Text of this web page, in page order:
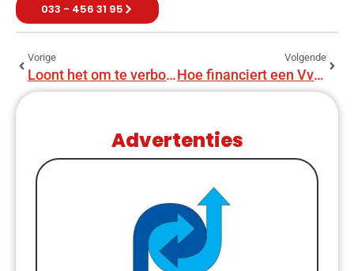
033 - 456 31 95
Vorige
Loont het om te verbouwen vóór de verkoop van je woning?
Volgende
Hoe financiert een VvE groot onderhoud?
Advertenties